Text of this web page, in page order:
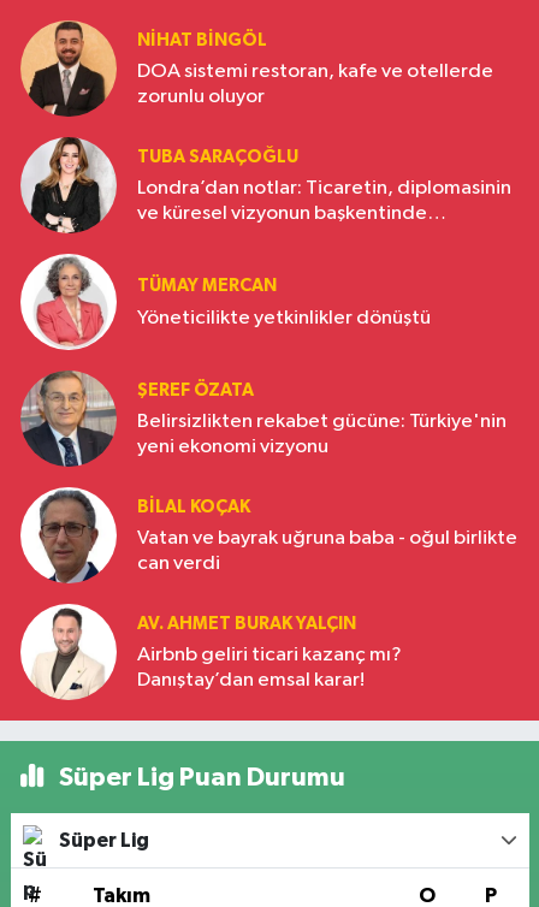
NIHAT BINGÖL
DOA sistemi restoran, kafe ve otellerde
zorunlu oluyor
TUBA SARAÇOĞLU
Londra’dan notlar: Ticaretin, diplomasinin
ve küresel vizyonun başkentinde
TÜMAY MERCAN
Yöneticilikte yetkinlikler dönüştü
ŞEREF ÖZATA
Belirsizlikten rekabet gücüne: Türkiye'nin
yeni ekonomi vizyonu
BILAL KOÇAK
Vatan ve bayrak uğruna baba - oğul birlikte
can verdi
AV. AHMET BURAK YALÇIN
Airbnb geliri ticari kazanç mı?
Danıştay’dan emsal karar!
Süper Lig Puan Durumu
Süper Lig
# Takım O P